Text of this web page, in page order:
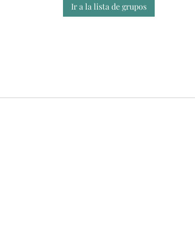
Ir a la lista de grupos